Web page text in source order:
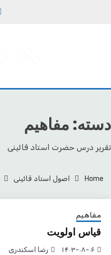
مکتب
دسته: مفاهیم
تقریر درس حضرت استاد قائینی
Home اصول استاد قائینی
مفاهیم
قیاس اولویت
۱۴۰۳-۰۸-۰۶ رضا اسکندری